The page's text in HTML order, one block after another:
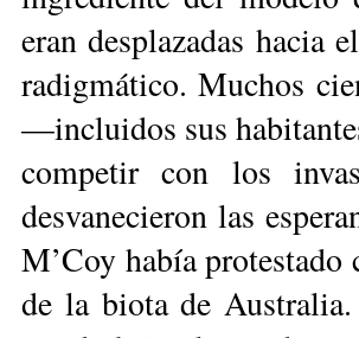
eran desplazadas hacia
radigmático. Muchos
—incluidos sus
competir con los
desvanecieron las
M’Coy había
de la biota de